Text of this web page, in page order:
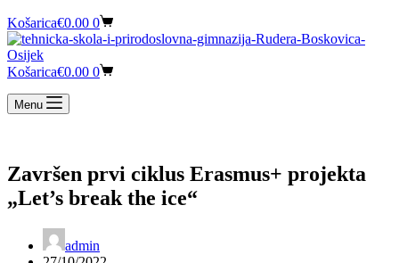
Košarica€0.00 0
Košarica€0.00 0
Menu
Završen prvi ciklus Erasmus+ projekta
„Let’s break the ice“
admin